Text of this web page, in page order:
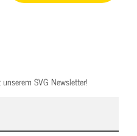
SVG Newsletter!